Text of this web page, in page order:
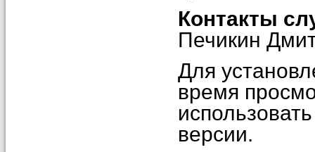
Контакты
Печикин
Для
время
версии.